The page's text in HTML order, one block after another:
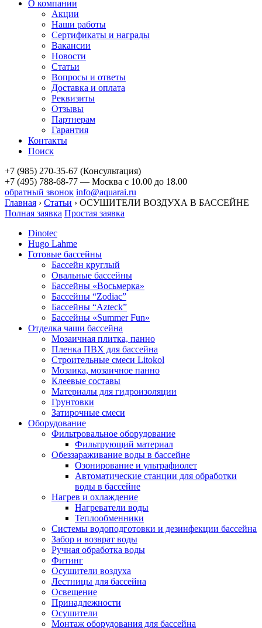
О компании
Акции
Наши работы
Сертификаты и награды
Вакансии
Новости
Статьи
Вопросы и ответы
Доставка и оплата
Реквизиты
Отзывы
Партнерам
Гарантия
Контакты
Поиск
+7 (985) 270-35-67 (Консультация)
+7 (495) 788-68-77 — Москва с 10.00 до 18.00
обратный звонок info@aquarai.ru
Главная › Статьи › ОСУШИТЕЛИ ВОЗДУХА В БАССЕЙНЕ
Полная заявка Простая заявка
Dinotec
Hugo Lahme
Готовые бассейны
Бассейн круглый
Овальные бассейны
Бассейны «Восьмерка»
Бассейны “Zodiac”
Бассейны “Azteck”
Бассейны «Summer Fun»
Отделка чаши бассейна
Мозаичная плитка, панно
Пленка ПВХ для бассейна
Строительные смеси Litokol
Мозаика, мозаичное панно
Клеевые составы
Материалы для гидроизоляции
Грунтовки
Затирочные смеси
Оборудование
Фильтровальное оборудование
Фильтрующий материал
Обеззараживание воды в бассейне
Озонирование и ультрафиолет
Автоматические станции для обработки
воды в бассейне
Нагрев и охлаждение
Нагреватели воды
Теплообменники
Системы водоподготовки и дезинфекции бассейна
Забор и возврат воды
Ручная обработка воды
Фитинг
Осушители воздуха
Лестницы для бассейна
Освещение
Принадлежности
Осушители
Монтаж оборудования для бассейна